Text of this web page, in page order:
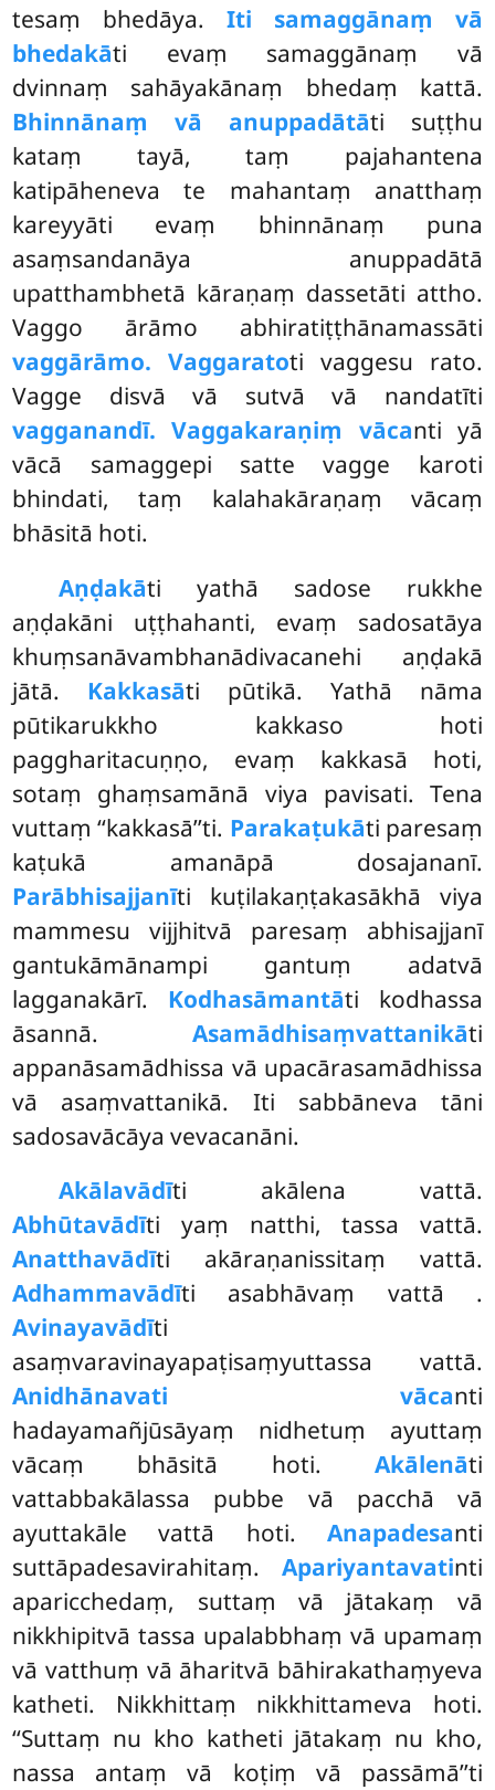
tesaṃ bhedāya. Iti samaggānaṃ vā
bhedakāti evaṃ samaggānaṃ vā
dvinnaṃ sahāyakānaṃ bhedaṃ kattā.
Bhinnānaṃ vā anuppadātāti suṭṭhu
kataṃ tayā, taṃ pajahantena
katipāheneva te mahantaṃ anatthaṃ
kareyyāti evaṃ bhinnānaṃ puna
asaṃsandanāya anuppadātā
upatthambhetā kāraṇaṃ dassetāti attho.
Vaggo ārāmo abhiratiṭṭhānamassāti
vaggārāmo. Vaggaratoti vaggesu rato.
Vagge disvā vā sutvā vā nandatīti
vagganandī. Vaggakaraṇiṃ vācanti yā
vācā samaggepi satte vagge karoti
bhindati, taṃ kalahakāraṇaṃ vācaṃ
bhāsitā hoti.
Aṇḍakāti yathā sadose rukkhe
aṇḍakāni uṭṭhahanti, evaṃ sadosatāya
khuṃsanāvambhanādivacanehi aṇḍakā
jātā. Kakkasāti pūtikā. Yathā nāma
pūtikarukkho kakkaso hoti
paggharitacuṇṇo, evaṃ kakkasā hoti,
sotaṃ ghaṃsamānā viya pavisati. Tena
vuttaṃ ‘‘kakkasā’’ti. Parakaṭukāti paresaṃ
kaṭukā amanāpā dosajananī.
Parābhisajjanīti kuṭilakaṇṭakasākhā viya
mammesu vijjhitvā paresaṃ abhisajjanī
gantukāmānampi gantuṃ adatvā
lagganakārī. Kodhasāmantāti kodhassa
āsannā. Asamādhisaṃvattanikāti
appanāsamādhissa vā upacārasamādhissa
vā asaṃvattanikā. Iti sabbāneva tāni
sadosavācāya vevacanāni.
Akālavādīti akālena vattā.
Abhūtavādīti yaṃ natthi, tassa vattā.
Anatthavādīti akāraṇanissitaṃ vattā.
Adhammavādīti asabhāvaṃ vattā .
Avinayavādīti
asaṃvaravinayapaṭisaṃyuttassa vattā.
Anidhānavati vācanti
hadayamañjūsāyaṃ nidhetuṃ ayuttaṃ
vācaṃ bhāsitā hoti. Akālenāti
vattabbakālassa pubbe vā pacchā vā
ayuttakāle vattā hoti. Anapadesanti
suttāpadesavirahitaṃ. Apariyantavatinti
aparicchedaṃ, suttaṃ vā jātakaṃ vā
nikkhipitvā tassa upalabbhaṃ vā upamaṃ
vā vatthuṃ vā āharitvā bāhirakathaṃyeva
katheti. Nikkhittaṃ nikkhittameva hoti.
‘‘Suttaṃ nu kho katheti jātakaṃ nu kho,
nassa antaṃ vā koṭiṃ vā passāmā’’ti